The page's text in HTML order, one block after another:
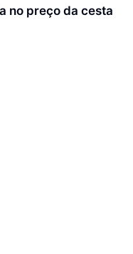
no preço da cesta